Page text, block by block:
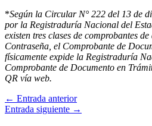
*Según la Circular N° 222 del 13 de
por la Registraduría Nacional del
existen tres clases de comprobantes
Contraseña, el Comprobante de
físicamente expide la Registraduría
Comprobante de Documento en
QR vía web.
← Entrada anterior
Entrada siguiente →